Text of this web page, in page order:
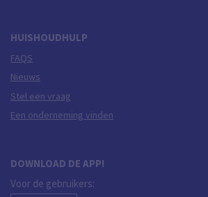
HUISHOUDHULP
FAQS
Nieuws
Stel een vraag
Een onderneming vinden
DOWNLOAD DE APP!
Voor de gebruikers: